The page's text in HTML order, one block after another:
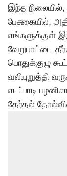
இந்த நிலையில்,
பேசுகையில்,
எங்களுக்குள்
வேறுபாட்டை
பொதுக்குழு
வலியுறுத்தி
எடப்பாடி
தேர்தல்